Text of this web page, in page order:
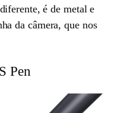
é de metal e
da câmera, que nos
Pen